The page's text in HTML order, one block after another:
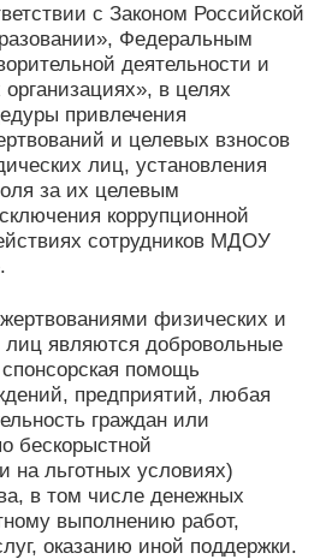
с Законом Российской
Федеральным
деятельности и
в целях
привлечения
и целевых взносов
лиц, установления
за их целевым
коррупционной
сотрудников МДОУ
физических и
являются добровольные
помощь
предприятий, любая
граждан или
бескорыстной
на льготных условиях)
в том числе денежных
выполнению работ,
оказанию иной поддержки.